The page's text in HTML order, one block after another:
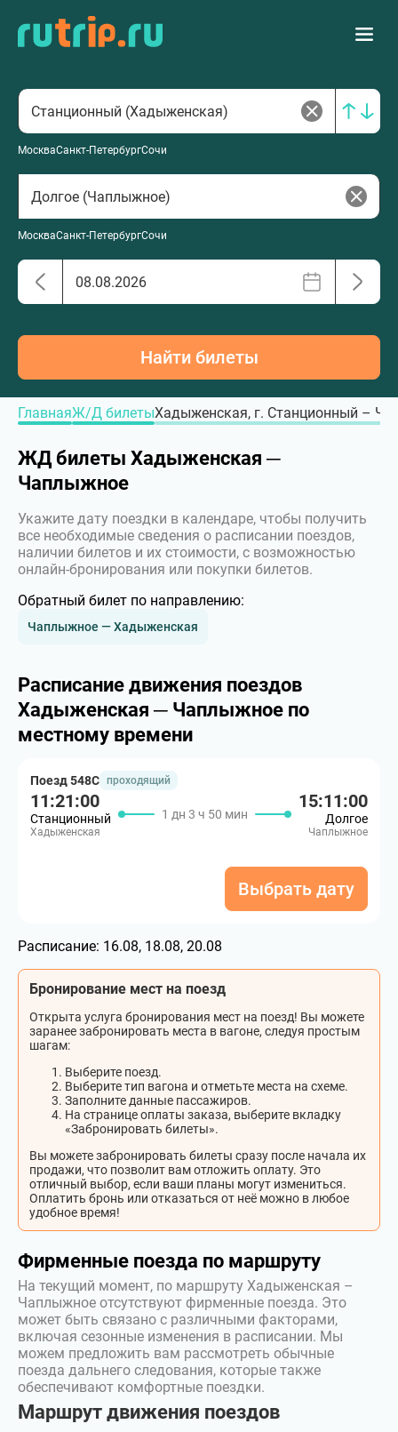
МоскваСанкт-ПетербургСочи
МоскваСанкт-ПетербургСочи
Найти билеты
ГлавнаяЖ/Д билетыХадыженская, г. Станционный –
ЖД билеты Хадыженская ─
Чаплыжное
Укажите дату поездки в календаре, чтобы получить
все необходимые сведения о расписании поездов,
наличии билетов и их стоимости, с возможностью
онлайн-бронирования или покупки билетов.
Обратный билет по направлению:
Чаплыжное — Хадыженская
Расписание движения поездов
Хадыженская ─ Чаплыжное по
местному времени
Поезд 548С проходящий
11:21:00
Станционный
Хадыженская
1 дн 3 ч 50 мин
15:11:00
Долгое
Чаплыжное
Выбрать дату
Расписание: 16.08, 18.08, 20.08
Бронирование мест на поезд
Открыта услуга бронирования мест на поезд! Вы можете
заранее забронировать места в вагоне, следуя простым
шагам:
Выберите поезд.
Выберите тип вагона и отметьте места на схеме.
Заполните данные пассажиров.
На странице оплаты заказа, выберите вкладку
«Забронировать билеты».
Вы можете забронировать билеты сразу после начала их
продажи, что позволит вам отложить оплату. Это
отличный выбор, если ваши планы могут измениться.
Оплатить бронь или отказаться от неё можно в любое
удобное время!
Фирменные поезда по маршруту
На текущий момент, по маршруту Хадыженская –
Чаплыжное отсутствуют фирменные поезда. Это
может быть связано с различными факторами,
включая сезонные изменения в расписании. Мы
можем предложить вам рассмотреть обычные
поезда дальнего следования, которые также
обеспечивают комфортные поездки.
Маршрут движения поездов